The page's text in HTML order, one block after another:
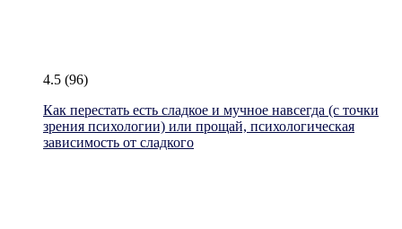
4.5 (96)
Как перестать есть сладкое и мучное навсегда (с точки
зрения психологии) или прощай, психологическая
зависимость от сладкого